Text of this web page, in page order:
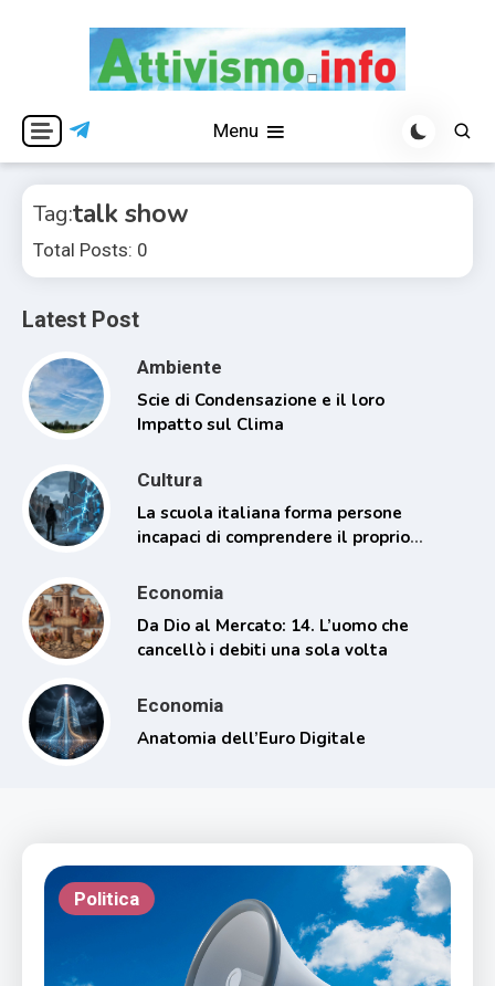
Attivismo.info
Menu
Tag:talk show
Total Posts: 0
Latest Post
Ambiente
Scie di Condensazione e il loro
Impatto sul Clima
Cultura
La scuola italiana forma persone
incapaci di comprendere il proprio
Economia
Da Dio al Mercato: 14. L’uomo che
cancellò i debiti una sola volta
Economia
Anatomia dell’Euro Digitale
Politica